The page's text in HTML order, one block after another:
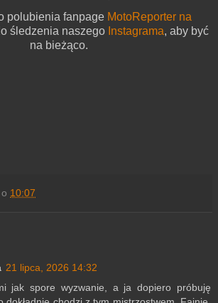
polubienia fanpage MotoReporter na
śledzenia naszego Instagrama, aby być
na bieżąco.
o 10:07
21 lipca, 2026 14:32
jak spore wyzwanie, a ja dopiero próbuję